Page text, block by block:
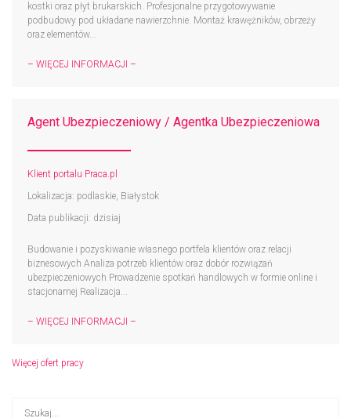
kostki oraz płyt brukarskich. Profesjonalne przygotowywanie
podbudowy pod układane nawierzchnie. Montaż krawężników, obrzeży
oraz elementów...
– WIĘCEJ INFORMACJI –
Agent Ubezpieczeniowy / Agentka Ubezpieczeniowa
Klient portalu Praca.pl
Lokalizacja: podlaskie, Białystok
Data publikacji: dzisiaj
Budowanie i pozyskiwanie własnego portfela klientów oraz relacji
biznesowych Analiza potrzeb klientów oraz dobór rozwiązań
ubezpieczeniowych Prowadzenie spotkań handlowych w formie online i
stacjonarnej Realizacja...
– WIĘCEJ INFORMACJI –
Więcej ofert pracy